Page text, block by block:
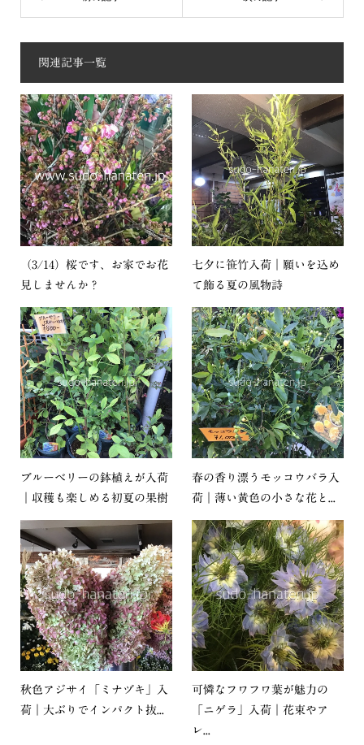
関連記事一覧
（3/14）桜です、お家でお花
見しませんか？
七夕に笹竹入荷｜願いを込め
て飾る夏の風物詩
ブルーベリーの鉢植えが入荷
｜収穫も楽しめる初夏の果樹
春の香り漂うモッコウバラ入
荷｜薄い黄色の小さな花と...
秋色アジサイ「ミナヅキ」入
荷｜大ぶりでインパクト抜...
可憐なフワフワ葉が魅力の
「ニゲラ」入荷｜花束やア
レ...